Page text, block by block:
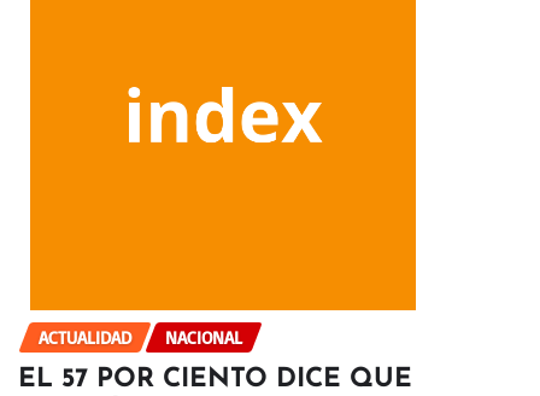
ACTUALIDAD NACIONAL
EL 57 POR CIENTO DICE QUE